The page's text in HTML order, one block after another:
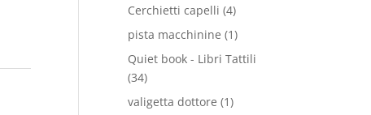
Cerchietti capelli (4)
pista macchinine (1)
Quiet book - Libri Tattili
(34)
valigetta dottore (1)